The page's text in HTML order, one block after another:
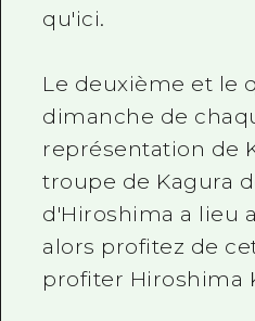
qu'ici.
Le deuxième et le
dimanche de
représentation de
troupe de Kagura
d'Hiroshima a lieu
alors profitez de
profiter Hiroshima